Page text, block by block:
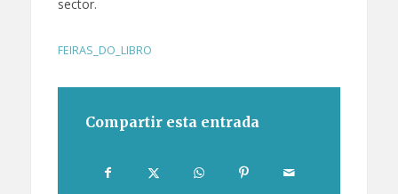
sector.
FEIRAS_DO_LIBRO
Compartir esta entrada